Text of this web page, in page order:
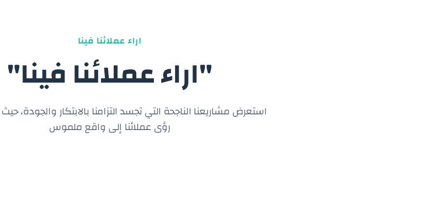
اراء عملائنا فينا
"اراء عملائنا فينا"
استعرض مشاريعنا الناجحة التي تجسد التزامنا بالابتكار والجودة،
رؤى عملائنا إلى واقع ملموس